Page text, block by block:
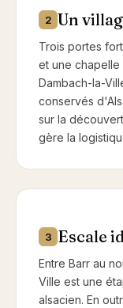
2 Un
Trois portes
et une
Dambach-la-
conservés
sur la
gère la
3 Escale
Entre Barr au
Ville est une
alsacien. En